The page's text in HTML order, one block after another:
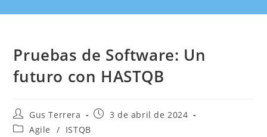
Pruebas de Software: Un
futuro con HASTQB
Gus Terrera
3 de abril de 2024
Agile
/ ISTQB